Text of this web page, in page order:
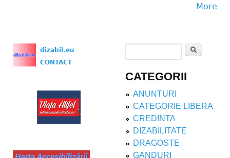
More
dizabil.eu
CONTACT
Search form
CATEGORII
ANUNTURI
CATEGORIE LIBERA
CREDINTA
DIZABILITATE
DRAGOSTE
GANDURI